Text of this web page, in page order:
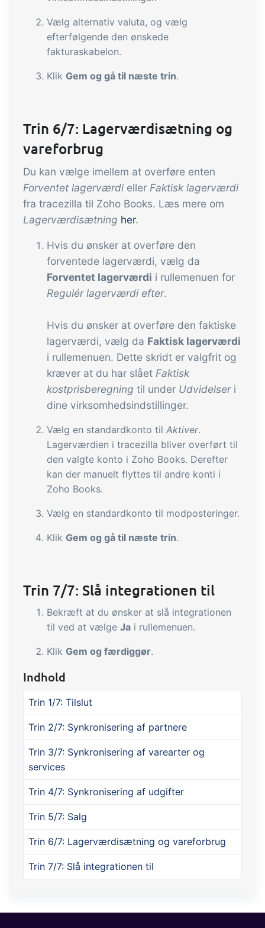
Vælg alternativ valuta, og vælg
efterfølgende den ønskede
fakturaskabelon.
Klik Gem og gå til næste trin.
Trin 6/7: Lagerværdisætning og
vareforbrug
Du kan vælge imellem at overføre enten
Forventet lagerværdi eller Faktisk lagerværdi
fra tracezilla til Zoho Books. Læs mere om
Lagerværdisætning her.
Hvis du ønsker at overføre den
forventede lagerværdi, vælg da
Forventet lagerværdi i rullemenuen for
Regulér lagerværdi efter.
Hvis du ønsker at overføre den faktiske
lagerværdi, vælg da Faktisk lagerværdi
i rullemenuen. Dette skridt er valgfrit og
kræver at du har slået Faktisk
kostprisberegning til under Udvidelseri
dine virksomhedsindstillinger.
Vælg en standardkonto til Aktiver.
Lagerværdien i tracezilla bliver overført til
den valgte konto i Zoho Books. Derefter
kan der manuelt flyttes til andre konti i
Zoho Books.
Vælg en standardkonto til modposteringer.
Klik Gem og gå til næste trin.
Trin 7/7: Slå integrationen til
Bekræft at du ønsker at slå integrationen
til ved at vælge Ja i rullemenuen.
Klik Gem og færdiggør.
Indhold
Trin 1/7: Tilslut
Trin 2/7: Synkronisering af partnere
Trin 3/7: Synkronisering af varearter og
services
Trin 4/7: Synkronisering af udgifter
Trin 5/7: Salg
Trin 6/7: Lagerværdisætning og vareforbrug
Trin 7/7: Slå integrationen til